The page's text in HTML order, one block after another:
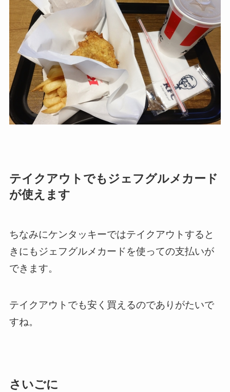
テイクアウトでもジェフグルメカード
が使えます
ちなみにケンタッキーではテイクアウトすると
きにもジェフグルメカードを使っての支払いが
できます。
テイクアウトでも安く買えるのでありがたいで
すね。
さいごに